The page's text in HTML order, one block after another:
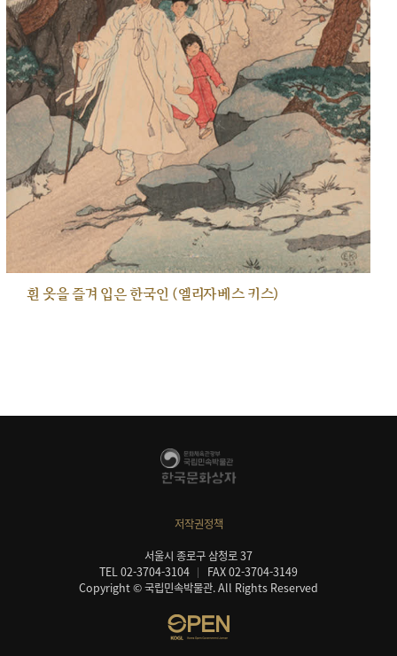
흰 옷을 즐겨 입은 한국인 (엘리자베스 키스)
저작권정책
서울시 종로구 삼청로 37
TEL 02-3704-3104
FAX 02-3704-3149
Copyright © 국립민속박물관. All Rights Reserved